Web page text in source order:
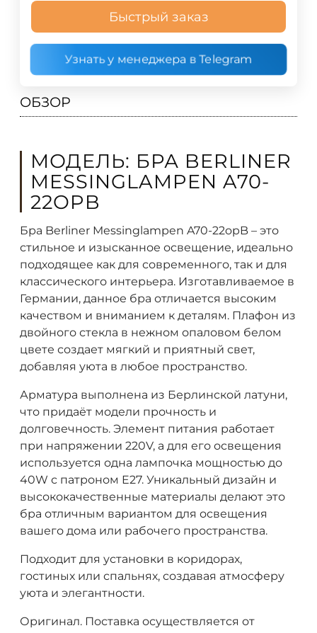
Быстрый заказ
Узнать у менеджера в Telegram
ОБЗОР
МОДЕЛЬ: БРА BERLINER
MESSINGLAMPEN A70-
22OPB
Бра Berliner Messinglampen A70-22opB – это
стильное и изысканное освещение, идеально
подходящее как для современного, так и для
классического интерьера. Изготавливаемое в
Германии, данное бра отличается высоким
качеством и вниманием к деталям. Плафон из
двойного стекла в нежном опаловом белом
цвете создает мягкий и приятный свет,
добавляя уюта в любое пространство.
Арматура выполнена из Берлинской латуни,
что придаёт модели прочность и
долговечность. Элемент питания работает
при напряжении 220V, а для его освещения
используется одна лампочка мощностью до
40W с патроном E27. Уникальный дизайн и
высококачественные материалы делают это
бра отличным вариантом для освещения
вашего дома или рабочего пространства.
Подходит для установки в коридорах,
гостиных или спальнях, создавая атмосферу
уюта и элегантности.
Оригинал. Поставка осуществляется от